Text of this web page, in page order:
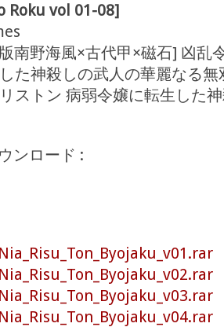
Roku vol 01-08]
南野海風×古代甲×磁石] 凶乱
た神殺しの武人の華麗なる無
ストン 病弱令嬢に転生した
ンロード :